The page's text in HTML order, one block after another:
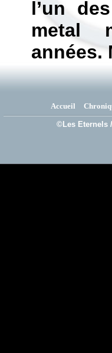
l’un
metal
années.
Accueil
©Les Eternels